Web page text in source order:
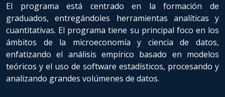
El programa está centrado en la formación de
graduados, entregándoles herramientas analíticas y
cuantitativas. El programa tiene su principal foco en los
ámbitos de la microeconomía y ciencia de datos,
enfatizando el análisis empírico basado en modelos
teóricos y el uso de software estadísticos, procesando y
analizando grandes volúmenes de datos.